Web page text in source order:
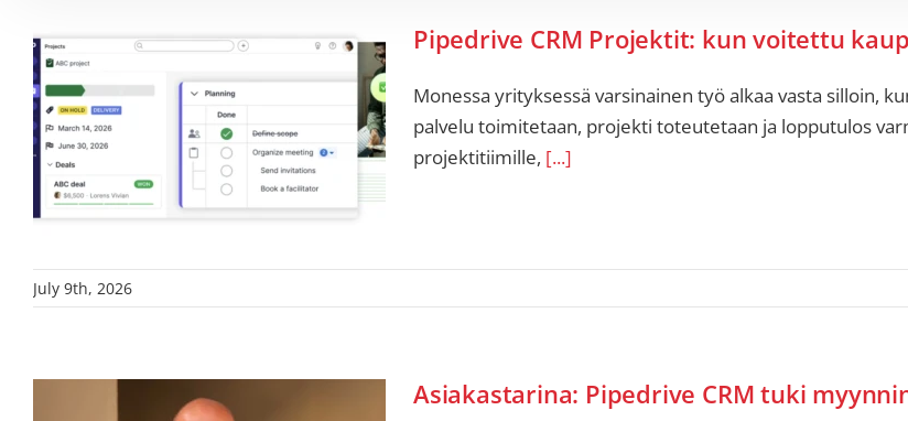
Pipedrive CRM Projektit: kun voitettu
Monessa yrityksessä varsinainen työ alkaa vasta silloin,
palvelu toimitetaan, projekti toteutetaan ja lopputulos
projektitiimille, [...]
July 9th, 2026
Asiakastarina: Pipedrive CRM tuki